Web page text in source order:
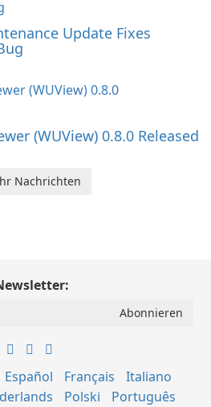
Update Fixes
(WUView) 0.8.0 Released
Nachrichten
Español Français
Italiano
Polski
Português